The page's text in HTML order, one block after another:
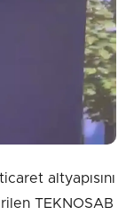
altyapısını
TEKNOSAB